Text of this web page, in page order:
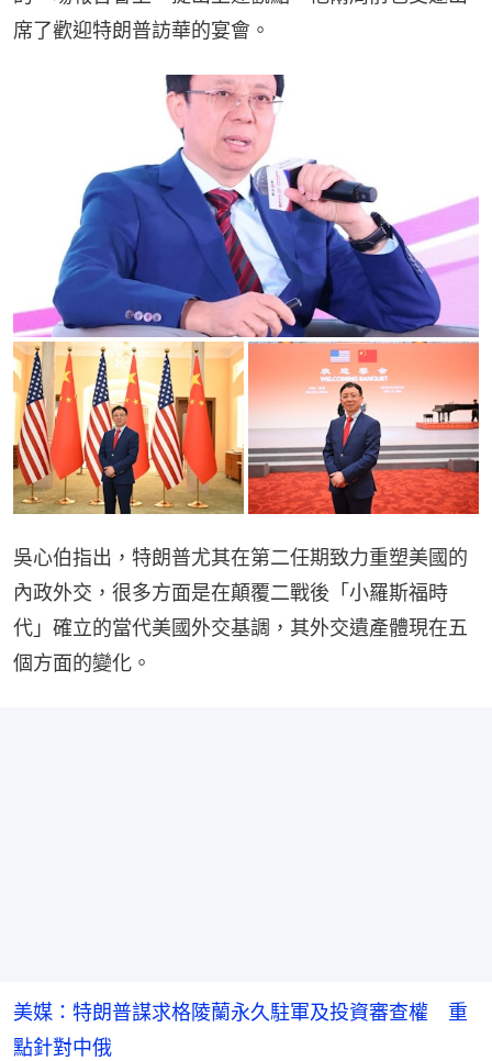
席了歡迎特朗普訪華的宴會。
吳心伯指出，特朗普尤其在第二任期致力重塑美國的
內政外交，很多方面是在顛覆二戰後「小羅斯福時
代」確立的當代美國外交基調，其外交遺產體現在五
個方面的變化。
美媒：特朗普謀求格陵蘭永久駐軍及投資審查權 重
點針對中俄